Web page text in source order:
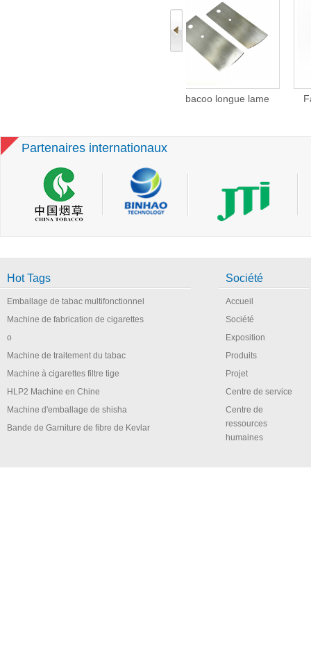
cigarettes
Fabrication pièces de
Partenaires internationaux
Hot Tags
Emballage de tabac multifonctionnel
Machine de fabrication de cigarettes
o
Machine de traitement du tabac
Machine à cigarettes filtre tige
HLP2 Machine en Chine
Machine d'emballage de shisha
Bande de Garniture de fibre de Kevlar
Société
Accueil
Société
Exposition
Produits
Projet
Centre de service
Centre de
ressources
humaines